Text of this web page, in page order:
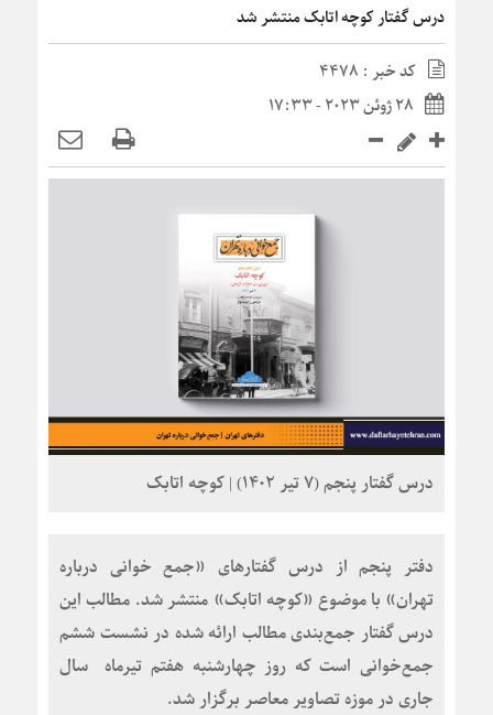
درس گفتار کوچه اتابک منتشر شد
کد خبر : 4478
28 ژوئن 2023 - 17:33
درس گفتار پنجم (۷ تیر ۱۴۰۲) | کوچه اتابک
دفتر پنجم از درس گفتارهای «جمع خوانی درباره
تهران» با موضوع «کوچه اتابک» منتشر شد. مطالب این
درس گفتار جمع‌بندی مطالب ارائه شده در نشست ششم
جمع‌خوانی است که روز چهارشنبه هفتم تیرماه سال
جاری در موزه تصاویر معاصر برگزار شد.